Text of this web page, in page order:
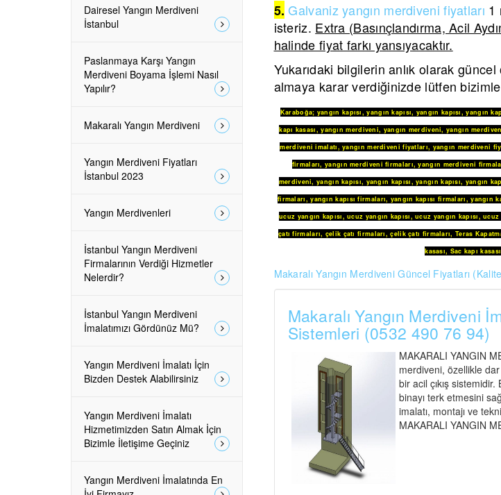
5. Galvaniz yangın merdiveni fiyatları 1
isteriz. Extra (Basınçlandırma, Acil
halinde fiyat farkı yansıyacaktır.
Yukarıdaki bilgilerin anlık olarak
almaya karar verdiğinizde lütfen
Karaboğa; yangın kapısı,yangın kapısı, yangın kapısı,yangın
kapı kasası,yangın merdiveni, yangın merdiveni,yangın
merdiveni imalatı,yangın merdiveni fiyatları, yangın merdiveni
firmaları,yangın merdiveni firmaları,yangın merdiveni
merdiveni,yangın kapısı, yangın kapısı,yangın kapısı, yangın
firmaları,yangın kapısı firmaları, yangın kapısı firmaları,yangın
ucuz yangın kapısı,ucuz yangın kapısı,ucuz yangın kapısı,ucuz
çatı firmaları, çelik çatı firmaları,çelik çatı firmaları,Teras
kasası, Sac kapı kasası
Makaralı Yangın Merdiveni Güncel Fiyatları
Makaralı Yangın Merdiveni
Sistemleri (0532 490 76 94)
MAKARALI YANGIN
merdiveni, özellikle
bir acil çıkış
binayı terk etmesini
imalatı, montajı ve
MAKARALI YANGIN
Dairesel Yangın Merdiveni
İstanbul
Paslanmaya Karşı Yangın
Merdiveni Boyama İşlemi Nasıl
Yapılır?
Makaralı Yangın Merdiveni
Yangın Merdiveni Fiyatları
İstanbul 2023
Yangın Merdivenleri
İstanbul Yangın Merdiveni
Firmalarının Verdiği Hizmetler
Nelerdir?
İstanbul Yangın Merdiveni
İmalatımızı Gördünüz Mü?
Yangın Merdiveni İmalatı İçin
Bizden Destek Alabilirsiniz
Yangın Merdiveni İmalatı
Hizmetimizden Satın Almak İçin
Bizimle İletişime Geçiniz
Yangın Merdiveni İmalatında En